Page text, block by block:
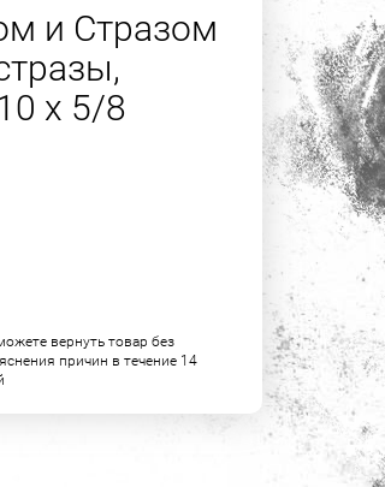
и Стразом
х 5/8
вернуть товар без
причин в течение 14